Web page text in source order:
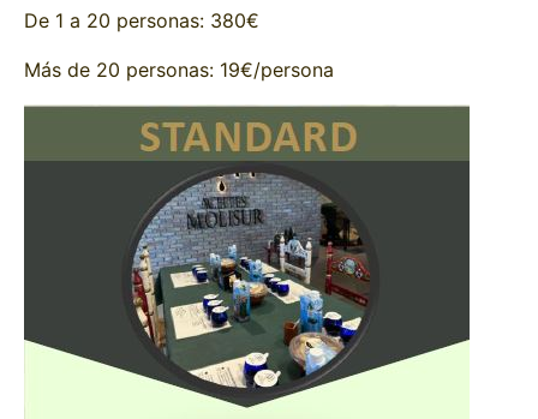
De 1 a 20 personas: 380€
Más de 20 personas: 19€/persona